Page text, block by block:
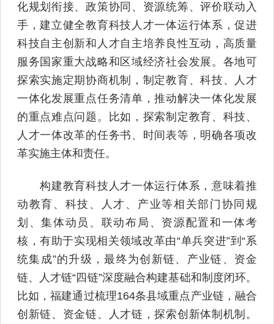
化规划衔接、政策协同、资源统筹、评价联动入
手，建立健全教育科技人才一体运行体系，促进
科技自主创新和人才自主培养良性互动，高质量
服务国家重大战略和区域经济社会发展。各地可
探索实施定期协商机制，制定教育、科技、人才
一体化发展重点任务清单，推动解决一体化发展
的重点难点问题。比如，探索制定教育、科技、
人才一体改革的任务书、时间表等，明确各项改
革实施主体和责任。
构建教育科技人才一体运行体系，意味着推
动教育、科技、人才、产业等相关部门协同规
划、集体动员、联动布局、资源配置和一体考
核，有助于实现相关领域改革由“单兵突进”到“系
统集成”的升级，最终为创新链、产业链、资金
链、人才链“四链”深度融合构建基础和制度闭环。
比如，福建通过梳理164条县域重点产业链，融合
创新链、资金链、人才链，探索创新体制机制。